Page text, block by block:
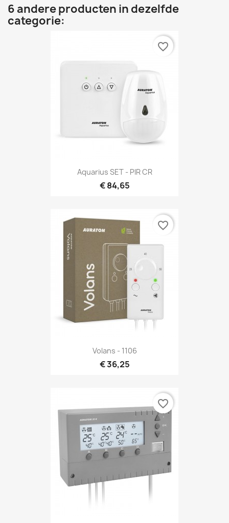
6 andere producten in dezelfde
categorie:
Aquarius SET - PIR CR
€ 84,65
favorite_border
Volans - 1106
€ 36,25
favorite_border
favorite_border